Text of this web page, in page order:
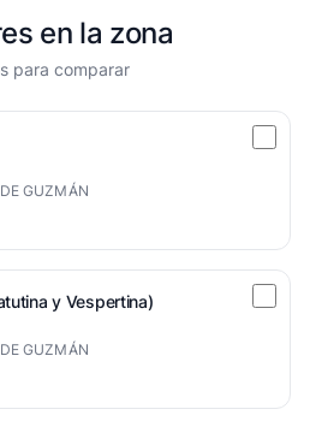
en la zona
para comparar
GUZMÁN
y Vespertina)
GUZMÁN